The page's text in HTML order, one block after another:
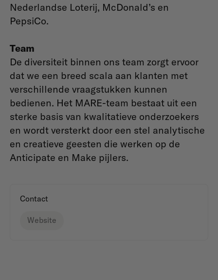
Nederlandse Loterij, McDonald’s en
PepsiCo.
Team
De diversiteit binnen ons team zorgt ervoor
dat we een breed scala aan klanten met
verschillende vraagstukken kunnen
bedienen. Het MARE-team bestaat uit een
sterke basis van kwalitatieve onderzoekers
en wordt versterkt door een stel analytische
en creatieve geesten die werken op de
Anticipate en Make pijlers.
Contact
Website